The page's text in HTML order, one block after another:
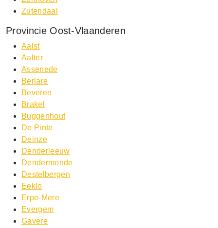
Zutendaal
Provincie Oost-Vlaanderen
Aalst
Aalter
Assenede
Berlare
Beveren
Brakel
Buggenhout
De Pinte
Deinze
Denderleeuw
Dendermonde
Destelbergen
Eeklo
Erpe-Mere
Evergem
Gavere